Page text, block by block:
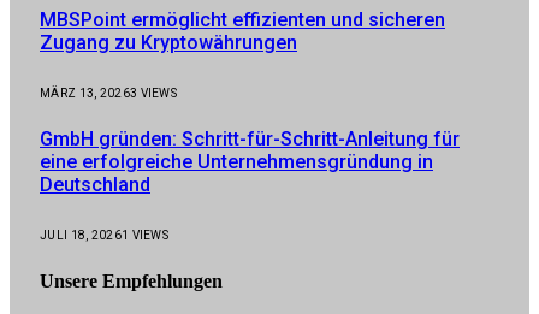
MBSPoint ermöglicht effizienten und sicheren
Zugang zu Kryptowährungen
MÄRZ 13, 20263 VIEWS
GmbH gründen: Schritt-für-Schritt-Anleitung für
eine erfolgreiche Unternehmensgründung in
Deutschland
JULI 18, 20261 VIEWS
Unsere Empfehlungen